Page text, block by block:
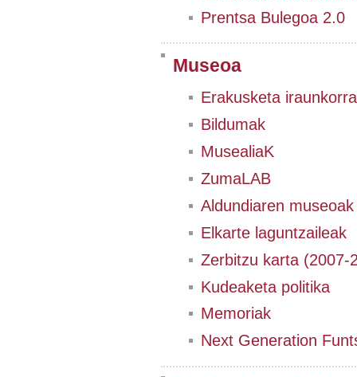
Prentsa Bulegoa 2.0
Museoa
Erakusketa iraunkorra
Bildumak
MusealiaK
ZumaLAB
Aldundiaren museoak
Elkarte laguntzaileak
Zerbitzu karta (2007-
Kudeaketa politika
Memoriak
Next Generation